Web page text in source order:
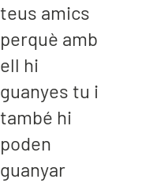
teus amics
perquè amb
ell hi
guanyes tu i
també hi
poden
guanyar